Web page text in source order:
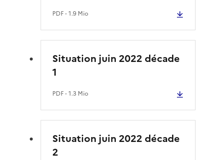
PDF- 1.9 Mio
Situation juin 2022 décade
1
PDF- 1.3 Mio
Situation juin 2022 décade
2